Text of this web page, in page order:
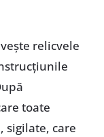
relicvele
toate
sigilate, care